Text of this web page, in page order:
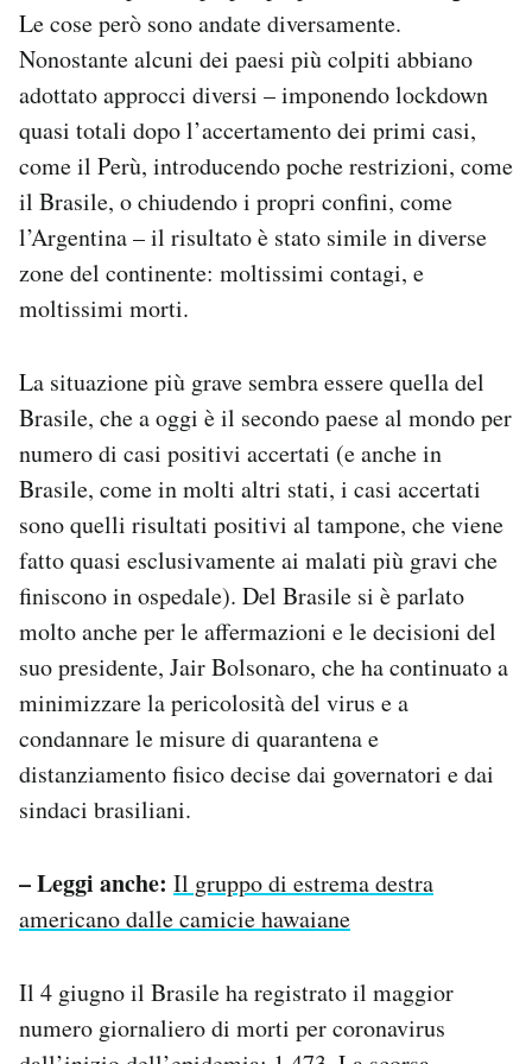
Le cose però sono andate diversamente.
Nonostante alcuni dei paesi più colpiti abbiano
adottato approcci diversi – imponendo lockdown
quasi totali dopo l’accertamento dei primi casi,
come il Perù, introducendo poche restrizioni, come
il Brasile, o chiudendo i propri confini, come
l’Argentina – il risultato è stato simile in diverse
zone del continente: moltissimi contagi, e
moltissimi morti.
La situazione più grave sembra essere quella del
Brasile, che a oggi è il secondo paese al mondo per
numero di casi positivi accertati (e anche in
Brasile, come in molti altri stati, i casi accertati
sono quelli risultati positivi al tampone, che viene
fatto quasi esclusivamente ai malati più gravi che
finiscono in ospedale). Del Brasile si è parlato
molto anche per le affermazioni e le decisioni del
suo presidente, Jair Bolsonaro, che ha continuato a
minimizzare la pericolosità del virus e a
condannare le misure di quarantena e
distanziamento fisico decise dai governatori e dai
sindaci brasiliani.
– Leggi anche: Il gruppo di estrema destra
americano dalle camicie hawaiane
Il 4 giugno il Brasile ha registrato il maggior
numero giornaliero di morti per coronavirus